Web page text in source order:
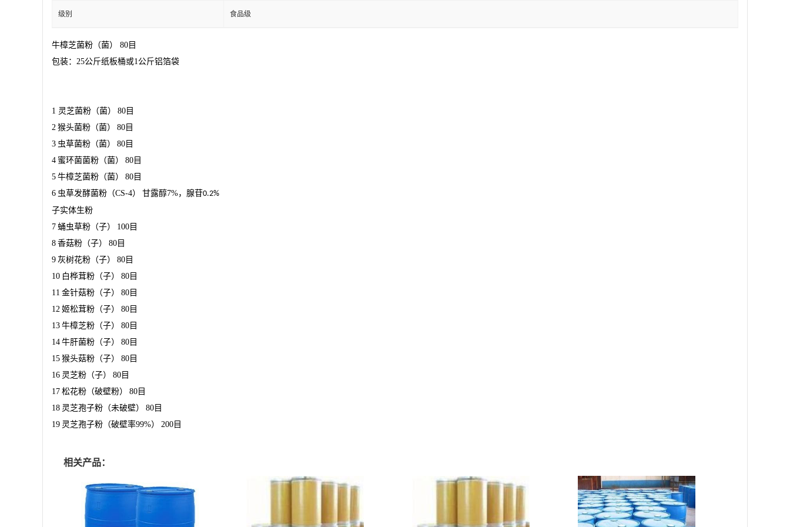
级别 食品级
牛樟芝菌粉（菌） 80目
包装：25公斤纸板桶或1公斤铝箔袋
1 灵芝菌粉（菌） 80 目
2 猴头菌粉（菌） 80 目
3 虫草菌粉（菌） 80 目
4 蜜环菌菌粉（菌） 80 目
5 牛樟芝菌粉（菌） 80 目
6 虫草发酵菌粉（CS-4） 甘露醇7%，腺苷0.2%
子实体生粉
7 蛹虫草粉（子） 100 目
8 香菇粉（子） 80 目
9 灰树花粉（子） 80 目
10 白桦茸粉（子） 80 目
11 金针菇粉（子） 80 目
12 姬松茸粉（子） 80 目
13 牛樟芝粉（子） 80 目
14 牛肝菌粉（子） 80 目
15 猴头菇粉（子） 80 目
16 灵芝粉（子） 80 目
17 松花粉（破壁粉） 80 目
18 灵芝孢子粉（未破壁） 80 目
19 灵芝孢子粉（破壁率99%） 200 目
相关产品：